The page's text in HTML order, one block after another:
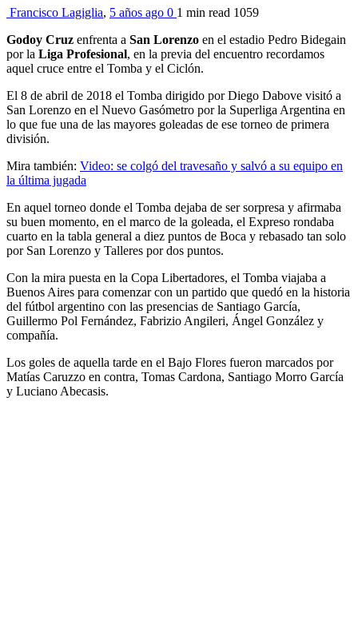
Francisco Lagiglia, 5 años ago 0 1 min read 1059
Godoy Cruz enfrenta a San Lorenzo en el estadio Pedro Bidegain
por la Liga Profesional, en la previa del encuentro recordamos
aquel cruce entre el Tomba y el Ciclón.
El 8 de abril de 2018 el Tomba dirigido por Diego Dabove visitó a
San Lorenzo en el Nuevo Gasómetro por la Superliga Argentina en
lo que fue una de las mayores goleadas de ese torneo de primera
división.
Mira también: Video: se colgó del travesaño y salvó a su equipo en
la última jugada
En aquel torneo donde el Tomba dejaba de ser sorpresa y afirmaba
su buen momento, en el marco de la goleada, el Expreso rondaba
cuarto en la tabla general a diez puntos de Boca y rebasado tan solo
por San Lorenzo y Talleres por dos puntos.
Con la mira puesta en la Copa Libertadores, el Tomba viajaba a
Buenos Aires para comenzar con un partido que quedó en la historia
del fútbol argentino con las presencias de Santiago García,
Guillermo Pol Fernández, Fabrizio Angileri, Ángel González y
compañía.
Los goles de aquella tarde en el Bajo Flores fueron marcados por
Matías Caruzzo en contra, Tomas Cardona, Santiago Morro García
y Luciano Abecasis.